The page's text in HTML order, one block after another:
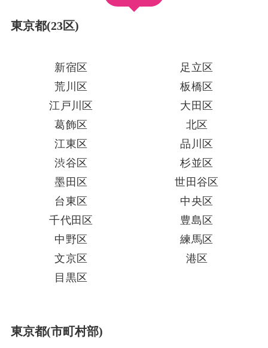
東京都(23区)
新宿区
足立区
荒川区
板橋区
江戸川区
大田区
葛飾区
北区
江東区
品川区
渋谷区
杉並区
墨田区
世田谷区
台東区
中央区
千代田区
豊島区
中野区
練馬区
文京区
港区
目黒区
東京都(市町村部)